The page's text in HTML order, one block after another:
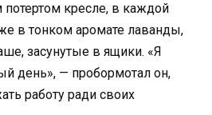
кресле, в каждой
в тонком аромате лаванды,
засунутые в ящики. «Я
день», — пробормотал он,
работу ради своих